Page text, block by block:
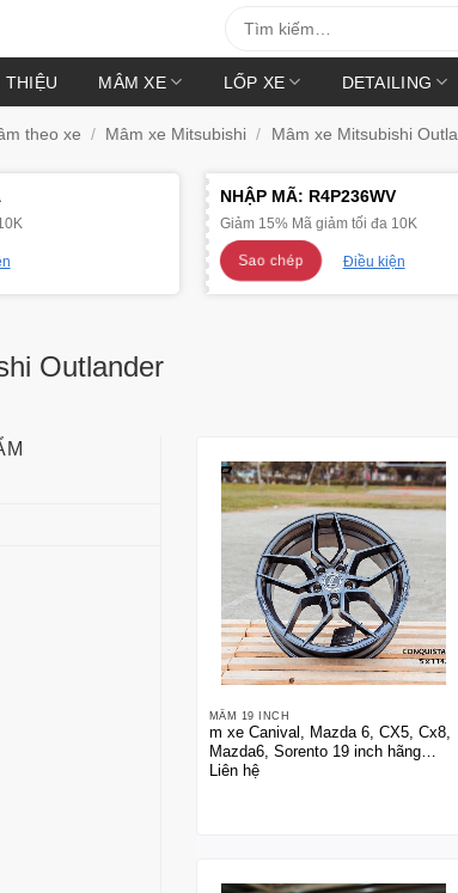
kiếm:
THIỆU MÂM XE LỐP XE DETAILING
theo xe / Mâm xe Mitsubishi / Mâm xe Mitsubishi
NHẬP MÃ: R4P236WV
Giảm 15% Mã giảm tối đa 10K
Sao chép Điều kiện
Outlander
MÂM 19 INCH
m xe Canival, Mazda 6, CX5, Cx8,
Mazda6, Sorento 19 inch hãng
Lenso Thái Lan
Liên hệ